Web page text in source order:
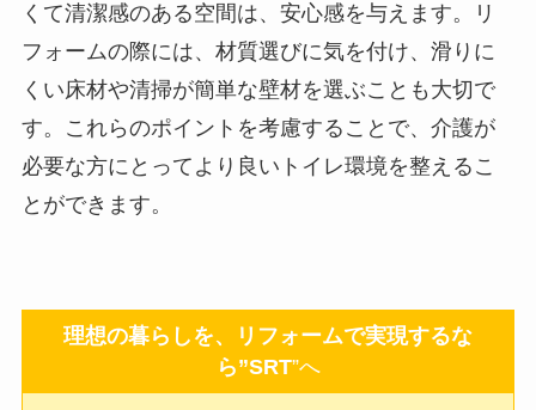
くて清潔感のある空間は、安心感を与えます。リ
フォームの際には、材質選びに気を付け、滑りに
くい床材や清掃が簡単な壁材を選ぶことも大切で
す。これらのポイントを考慮することで、介護が
必要な方にとってより良いトイレ環境を整えるこ
とができます。
理想の暮らしを、リフォームで実現するな
ら”SRT”へ